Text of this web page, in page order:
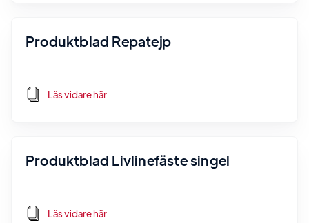
Produktblad Repatejp
Läs vidare här
Produktblad Livlinefäste singel
Läs vidare här